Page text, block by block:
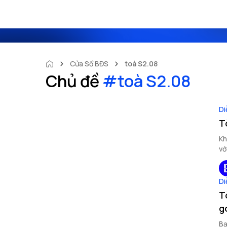
Cửa Sổ BĐS toà S2.08
Chủ đề #toà S2.08